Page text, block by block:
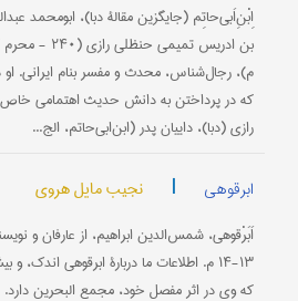
اِبْنِ‌اَبی‌حاتِم (جایگزین مقالۀ دبا)، ابومحمد
م)، رجال‌شناس، محدث و مفسر بنام ایرانی.
که در پرداختن به دانش حدیث اهتمامی خاص
رازی (دبا)، داییان پدر (ابن‌ابی‌حاتم، الج...
ابرقوهی | نجیب مایل هروی
۱۳-۱۴ م. اطلاعات ما دربارۀ ابرقوهی
که وی در اثر مفصل خود، مجمع البحرین دارد.